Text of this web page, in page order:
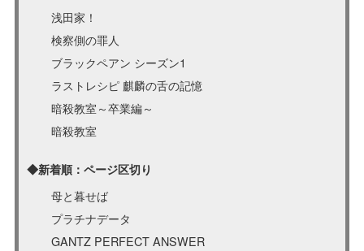
浅田家！
検察側の罪人
ブラックペアン シーズン1
ラストレシピ 麒麟の舌の記憶
暗殺教室～卒業編～
暗殺教室
◆新着順：ページ区切り
母と暮せば
プラチナデータ
GANTZ PERFECT ANSWER